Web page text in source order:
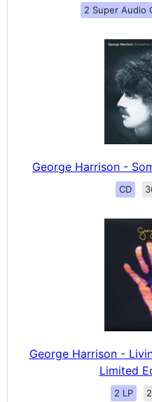
2 Super Audio
George Harrison -
CD
George Harrison -
Limited
2 LP